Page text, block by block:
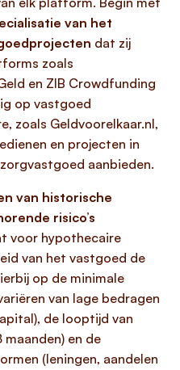
van het
dat zij
zoals
en ZIB Crowdfunding
op vastgoed
zoals Geldvoorelkaar.nl,
en projecten in
aanbieden.
van historische
risico’s
voor hypothecaire
van het vastgoed de
op de minimale
van lage bedragen
de looptijd van
maanden) en de
(leningen, aandelen